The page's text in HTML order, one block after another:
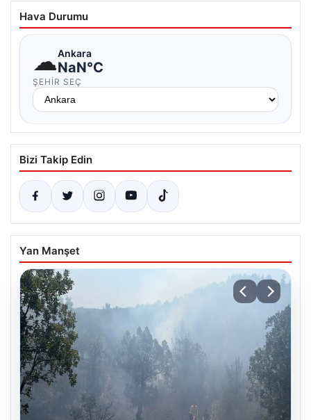
Hava Durumu
☁Ankara
NaN°C
ŞEHIR SEÇ
Bizi Takip Edin
Yan Manşet